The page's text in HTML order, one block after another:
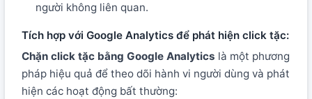
người không liên quan.
Tích hợp với Google Analytics để phát hiện click tặc:
Chặn click tặc bằng Google Analytics là một phương
pháp hiệu quả để theo dõi hành vi người dùng và phát
hiện các hoạt động bất thường: